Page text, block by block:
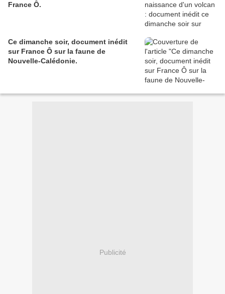
France Ô.
Ce dimanche soir, document inédit
sur France Ô sur la faune de
Nouvelle-Calédonie.
Publicité